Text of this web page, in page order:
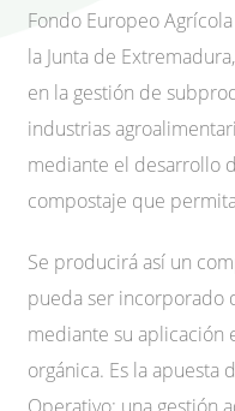
Fondo Europeo
la Junta de
en la gestión de
industrias
mediante el desarrollo
compostaje que
Se producirá así un
pueda ser incorporado
mediante su aplicación
orgánica. Es la apuesta